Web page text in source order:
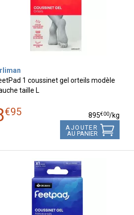
1 coussinet gel orteils modèle
taille L
€95 895€00/kg
AJOUTER
AU PANIER